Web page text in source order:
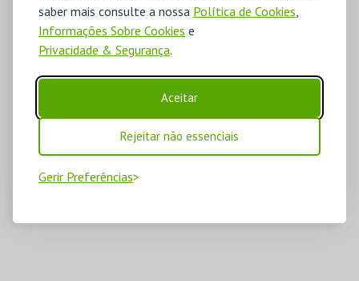
saber mais consulte a nossa Política de Cookies,
Informações Sobre Cookies e
Privacidade & Segurança.
Aceitar
Rejeitar não essenciais
Gerir Preferências